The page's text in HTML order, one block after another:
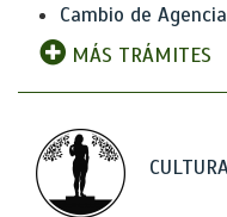
Cambio de
MÁS TRÁMITES